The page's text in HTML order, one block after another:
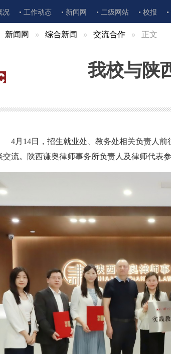
况 工作动态 新闻网 二级网站 校报
新闻网 综合新闻 交流合作 正文
我校与陕
4月14日，招生就业处、教务处相关负责人
交流。陕西谦奥律师事务所负责人及律师代表参